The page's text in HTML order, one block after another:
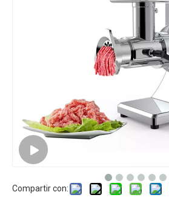
Compartir con: